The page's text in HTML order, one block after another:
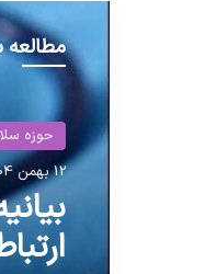
حوزه
12 بهمن 1404 - 1:47 ب.ظ